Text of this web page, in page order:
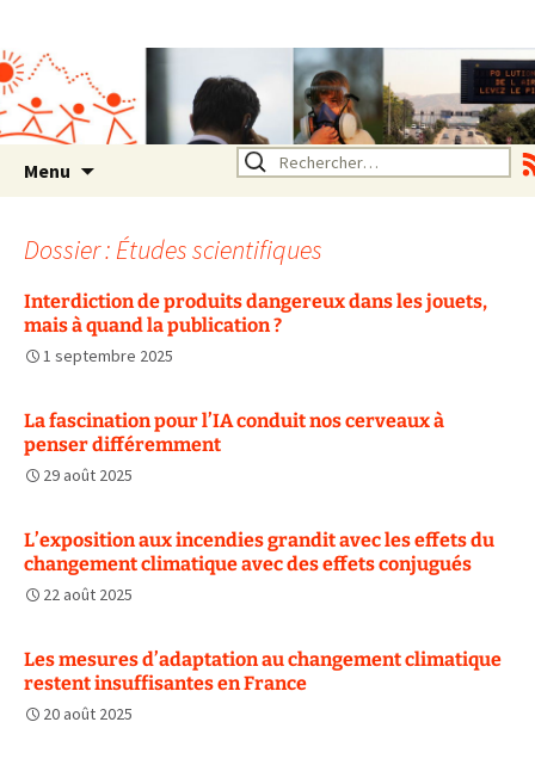
Rhône Alpes
Un environnement sain pour
la santé de tous
Menu Rechercher :
Dossier : Études scientifiques
Interdiction de produits dangereux dans les jouets,
mais à quand la publication ?
1 septembre 2025
La fascination pour l’IA conduit nos cerveaux à
penser différemment
29 août 2025
L’exposition aux incendies grandit avec les effets du
changement climatique avec des effets conjugués
22 août 2025
Les mesures d’adaptation au changement climatique
restent insuffisantes en France
20 août 2025